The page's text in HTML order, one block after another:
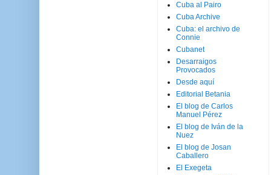
Cuba al Pairo
Cuba Archive
Cuba: el archivo de
Connie
Cubanet
Desarraigos
Provocados
Desde aquí
Editorial Betania
El blog de Carlos
Manuel Pérez
El blog de Iván de la
Nuez
El blog de Josan
Caballero
El Exegeta